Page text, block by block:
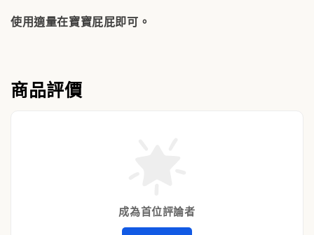
使用適量在寶寶屁屁即可。
商品評價
成為首位評論者